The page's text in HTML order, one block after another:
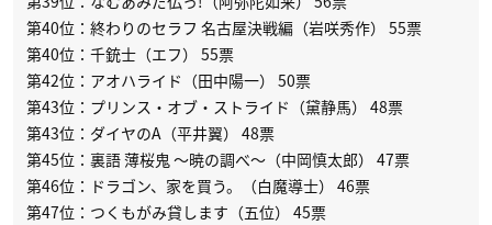
第40位：終わりのセラフ 名古屋決戦編（岩咲秀作） 55票
第40位：千銃士（エフ） 55票
第42位：アオハライド（田中陽一） 50票
第43位：プリンス・オブ・ストライド（黛静馬） 48票
第43位：ダイヤのA（平井翼） 48票
第45位：裏語 薄桜鬼 〜暁の調べ〜（中岡慎太郎） 47票
第46位：ドラゴン、家を買う。（白魔導士） 46票
第47位：つくもがみ貸します（五位） 45票